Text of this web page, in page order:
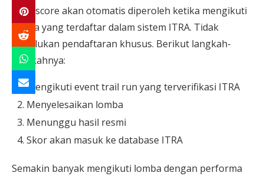
ITRA score akan otomatis diperoleh ketika mengikuti
lomba yang terdaftar dalam sistem ITRA. Tidak
diperlukan pendaftaran khusus. Berikut langkah-
langkahnya:
Mengikuti event trail run yang terverifikasi ITRA
Menyelesaikan lomba
Menunggu hasil resmi
Skor akan masuk ke database ITRA
Semakin banyak mengikuti lomba dengan performa